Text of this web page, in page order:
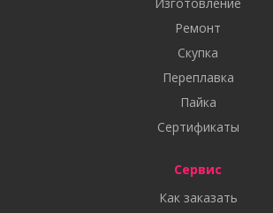
Ремонт
Скупка
Переплавка
Пайка
Сертификаты
Сервис
Как заказать